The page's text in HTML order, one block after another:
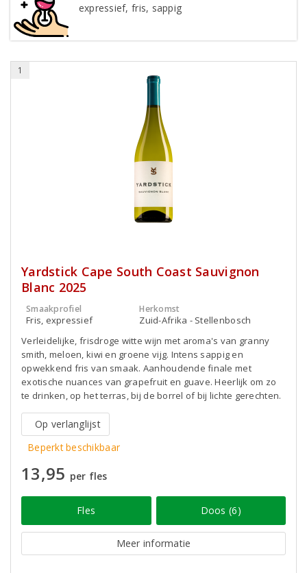
expressief, fris, sappig
1
Yardstick Cape South Coast Sauvignon
Blanc 2025
Smaakprofiel
Fris, expressief
Herkomst
Zuid-Afrika - Stellenbosch
Verleidelijke, frisdroge witte wijn met aroma's van granny
smith, meloen, kiwi en groene vijg. Intens sappig en
opwekkend fris van smaak. Aanhoudende finale met
exotische nuances van grapefruit en guave. Heerlijk om zo
te drinken, op het terras, bij de borrel of bij lichte gerechten.
Op verlanglijst
Beperkt beschikbaar
13,95 per fles
Fles Doos (6)
Meer informatie